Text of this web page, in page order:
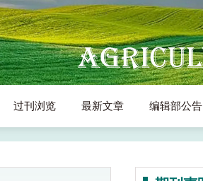
过刊浏览 最新文章 编辑部公告